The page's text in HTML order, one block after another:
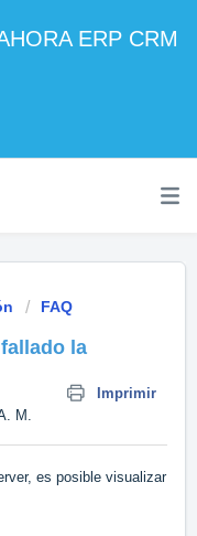
ERP CRM
FAQ
la
Imprimir
M.
es posible visualizar